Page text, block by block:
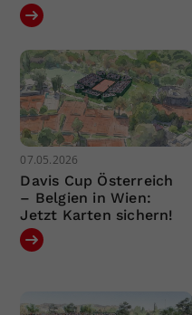
07.05.2026
Davis Cup Österreich
– Belgien in Wien:
Jetzt Karten sichern!